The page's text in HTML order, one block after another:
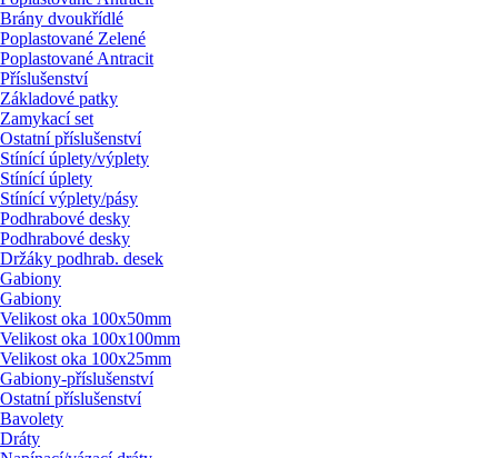
Brány dvoukřídlé
Poplastované Zelené
Poplastované Antracit
Příslušenství
Základové patky
Zamykací set
Ostatní příslušenství
Stínící úplety/výplety
Stínící úplety
Stínící výplety/pásy
Podhrabové desky
Podhrabové desky
Držáky podhrab. desek
Gabiony
Gabiony
Velikost oka 100x50mm
Velikost oka 100x100mm
Velikost oka 100x25mm
Gabiony-příslušenství
Ostatní příslušenství
Bavolety
Dráty